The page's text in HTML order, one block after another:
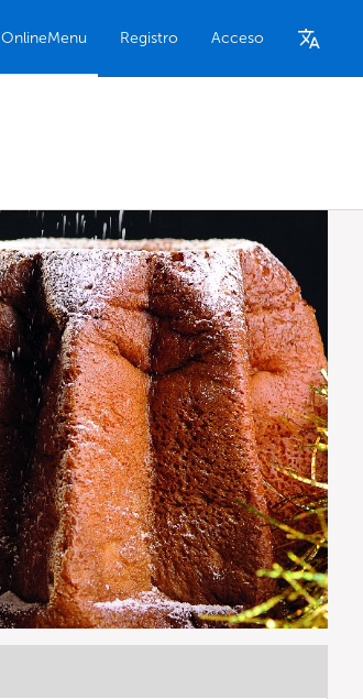
OnlineMenu Registro Acceso